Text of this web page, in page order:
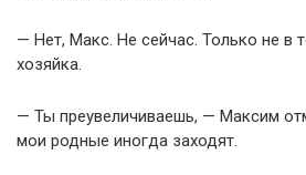
— Нет, Макс. Не сейчас. Только не в
хозяйка.
— Ты преувеличиваешь, — Максим
мои родные иногда заходят.